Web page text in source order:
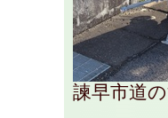
諫早市道